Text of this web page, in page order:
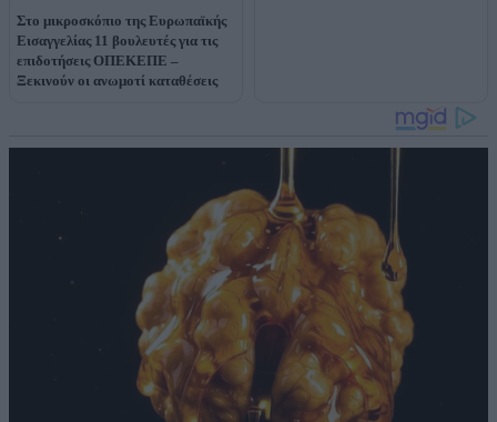
Στο μικροσκόπιο της Ευρωπαϊκής
Εισαγγελίας 11 βουλευτές για τις
επιδοτήσεις ΟΠΕΚΕΠΕ –
Ξεκινούν οι ανωμοτί καταθέσεις